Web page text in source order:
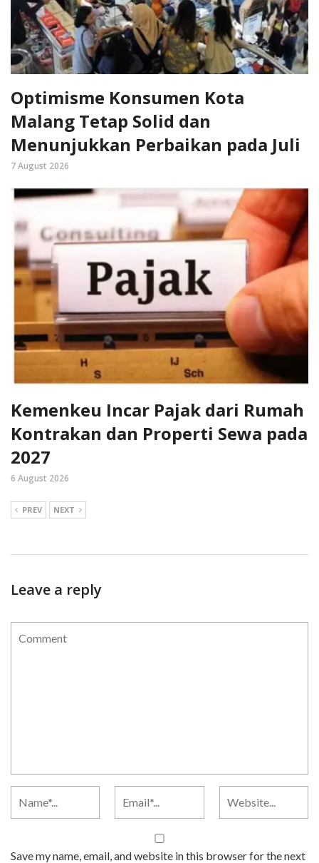
Optimisme Konsumen Kota
Malang Tetap Solid dan
Menunjukkan Perbaikan pada Juli
7 August 2026
Kemenkeu Incar Pajak dari Rumah
Kontrakan dan Properti Sewa pada
2027
6 August 2026
PREV NEXT
Leave a reply
Save my name, email, and website in this browser for the next